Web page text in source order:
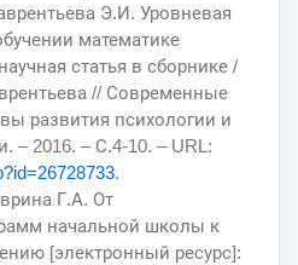
Э.И. Уровневая
математике
статья в сборнике /
// Современные
развития психологии и
– 2016. – С.4-10. – URL:
.
Г.А. От
начальной школы к
[электронный ресурс]: